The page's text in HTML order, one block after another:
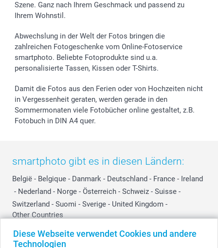
Diese Webseite verwendet Cookies und andere
Technologien
Szene. Ganz nach Ihrem Geschmack und passend zu
Ihrem Wohnstil.
Abwechslung in der Welt der Fotos bringen die
zahlreichen Fotogeschenke vom Online-Fotoservice
smartphoto. Beliebte Fotoprodukte sind u.a.
personalisierte Tassen, Kissen oder T-Shirts.
Damit die Fotos aus den Ferien oder von Hochzeiten nicht
in Vergessenheit geraten, werden gerade in den
Sommermonaten viele Fotobücher online gestaltet, z.B.
Fotobuch in DIN A4 quer.
smartphoto gibt es in diesen Ländern:
België - Belgique - Danmark - Deutschland - France - Ireland
- Nederland - Norge - Österreich - Schweiz - Suisse -
Switzerland - Suomi - Sverige - United Kingdom -
Other Countries